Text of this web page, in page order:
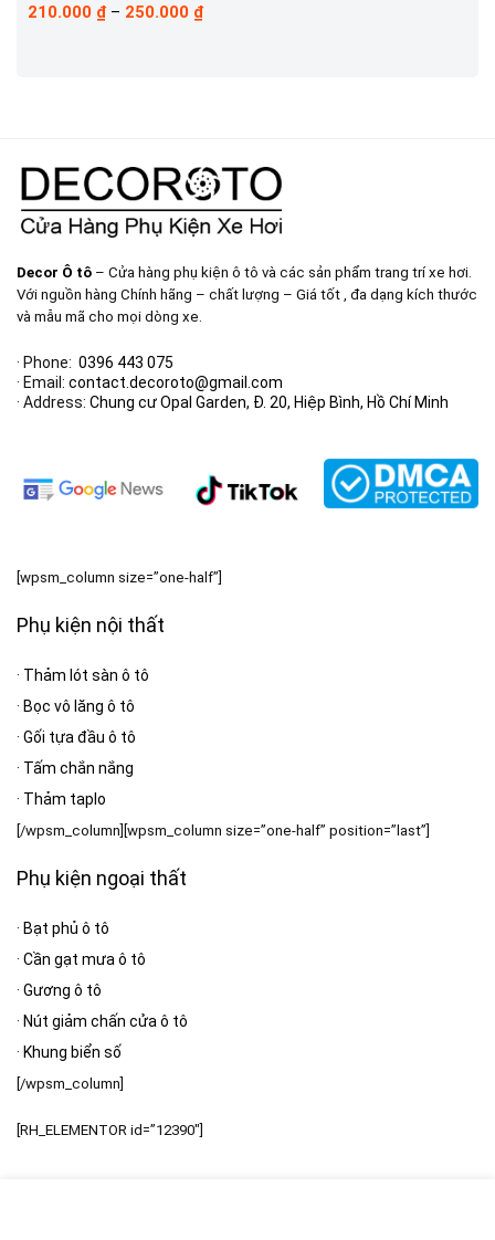
210.000 ₫ – 250.000 ₫Khoảng
Decor Ô tô – Cửa hàng phụ kiện ô tô và các sản phẩm trang trí xe hơi.
Với nguồn hàng Chính hãng – chất lượng – Giá tốt , đa dạng kích thước
và mẫu mã cho mọi dòng xe.
· Phone: 0396 443 075
· Email: contact.decoroto@gmail.com
· Address: Chung cư Opal Garden, Đ. 20, Hiệp Bình, Hồ Chí Minh
[wpsm_column size=”one-half”]
Phụ kiện nội thất
· Thảm lót sàn ô tô
· Bọc vô lăng ô tô
· Gối tựa đầu ô tô
· Tấm chắn nắng
· Thảm taplo
[/wpsm_column][wpsm_column size=”one-half” position=”last”]
Phụ kiện ngoại thất
· Bạt phủ ô tô
· Cần gạt mưa ô tô
· Gương ô tô
· Nút giảm chấn cửa ô tô
· Khung biển số
[/wpsm_column]
[RH_ELEMENTOR id=”12390″]